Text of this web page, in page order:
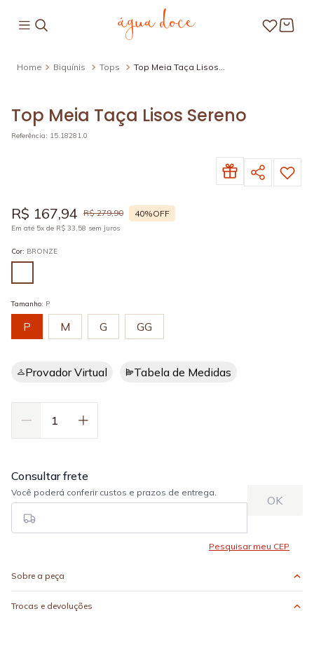
Biquínis Tops
Top Meia Taça Lisos
Top Meia Taça Lisos Sereno
Referência: 15.18281.0
R$ 167,94 R$ 279,90 40%OFF
Em até 5x de R$ 33,58 sem juros
Cor: BRONZE
Tamanho: P
P M G GG
Provador Virtual Tabela de Medidas
Sobre a peça
Trocas e devoluções